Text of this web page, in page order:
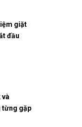
giặt
gặp